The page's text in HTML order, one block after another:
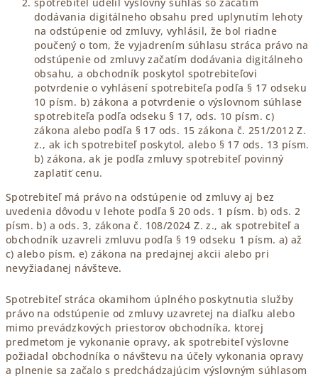
dodávania digitálneho obsahu pred uplynutím lehoty
na odstúpenie od zmluvy, vyhlásil, že bol riadne
poučený o tom, že vyjadrením súhlasu stráca právo na
odstúpenie od zmluvy začatím dodávania digitálneho
obsahu, a obchodník poskytol spotrebiteľovi
potvrdenie o vyhlásení spotrebiteľa podľa § 17 odseku
10 písm. b) zákona a potvrdenie o výslovnom súhlase
spotrebiteľa podľa odseku § 17, ods. 10 písm. c)
zákona alebo podľa § 17 ods. 15 zákona č. 251/2012 Z.
z., ak ich spotrebiteľ poskytol, alebo § 17 ods. 13 písm.
b) zákona, ak je podľa zmluvy spotrebiteľ povinný
zaplatiť cenu.
Spotrebiteľ má právo na odstúpenie od zmluvy aj bez
uvedenia dôvodu v lehote podľa § 20 ods. 1 písm. b) ods. 2
písm. b) a ods. 3, zákona č. 108/2024 Z. z., ak spotrebiteľ a
obchodník uzavreli zmluvu podľa § 19 odseku 1 písm. a) až
c) alebo písm. e) zákona na predajnej akcii alebo pri
nevyžiadanej návšteve.
Spotrebiteľ stráca okamihom úplného poskytnutia služby
právo na odstúpenie od zmluvy uzavretej na diaľku alebo
mimo prevádzkových priestorov obchodníka, ktorej
predmetom je vykonanie opravy, ak spotrebiteľ výslovne
požiadal obchodníka o návštevu na účely vykonania opravy
a plnenie sa začalo s predchádzajúcim výslovným súhlasom